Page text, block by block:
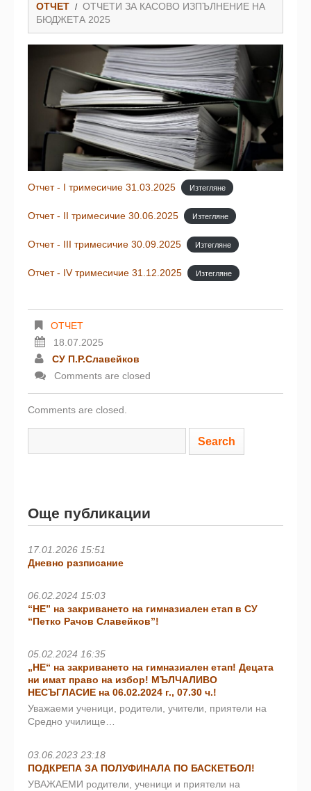
ОТЧЕТ
ОТЧЕТИ ЗА КАСОВО ИЗПЪЛНЕНИЕ НА
БЮДЖЕТА 2025
Отчет - I тримесичие 31.03.2025 Изтегляне
Отчет - II тримесичие 30.06.2025 Изтегляне
Отчет - III тримесичие 30.09.2025 Изтегляне
Отчет - IV тримесичие 31.12.2025 Изтегляне
ОТЧЕТ
18.07.2025
СУ П.Р.Славейков
Comments are closed
Comments are closed.
Още публикации
17.01.2026 15:51
Дневно разписание
06.02.2024 15:03
“НЕ” на закриването на гимназиален етап в СУ
“Петко Рачов Славейков”!
05.02.2024 16:35
„НЕ“ на закриването на гимназиален етап! Децата
ни имат право на избор! МЪЛЧАЛИВО
НЕСЪГЛАСИЕ на 06.02.2024 г., 07.30 ч.!
Уважаеми ученици, родители, учители, приятели на
Средно училище…
03.06.2023 23:18
ПОДКРЕПА ЗА ПОЛУФИНАЛА ПО БАСКЕТБОЛ!
УВАЖАЕМИ родители, ученици и приятели на